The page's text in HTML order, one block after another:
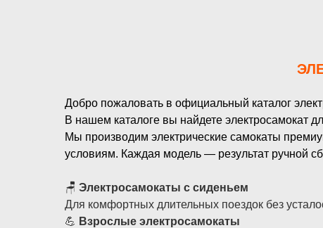
Добро пожаловать в официальный каталог
В нашем каталоге вы найдете электросамокат
Мы производим электрические самокаты
условиям. Каждая модель — результат ручной
🪑 Электросамокаты с сиденьем
Для комфортных длительных поездок без
💪 Взрослые электросамокаты